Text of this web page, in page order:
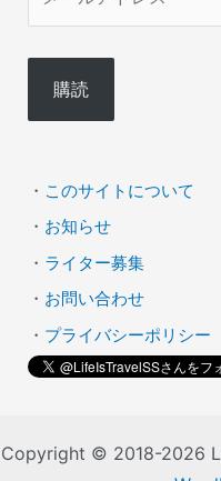
ル
ド
ス
購読
・ このサイトについて
・ お知らせ
・ ライター募集
・ お問い合わせ
・ プライバシーポリシー
Copyright © 2018-2026